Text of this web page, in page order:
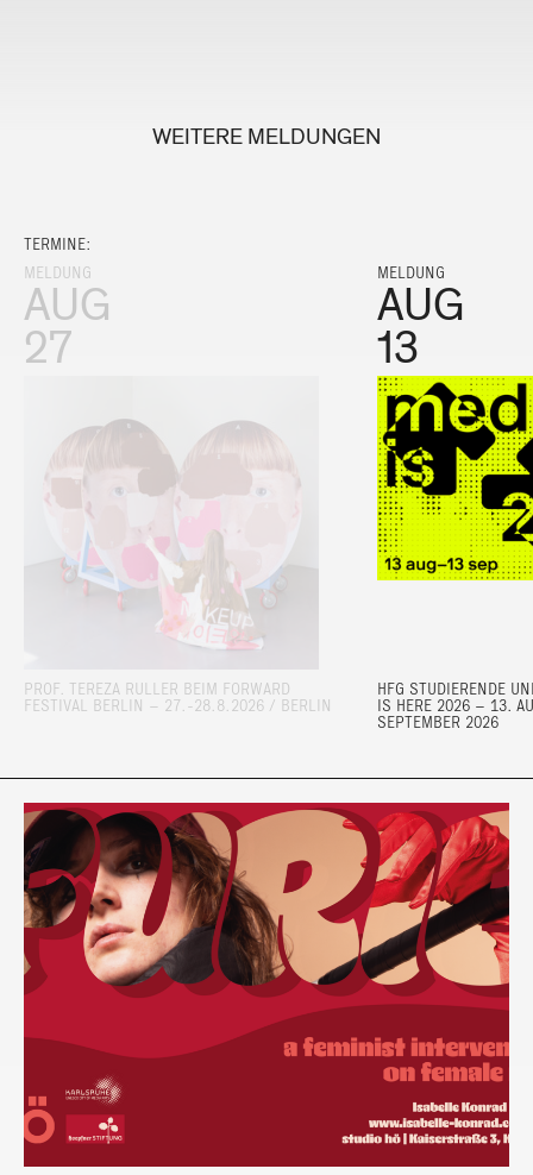
WEITERE MELDUNGEN
TERMINE:
MELDUNG
AUG
27
PROF. TEREZA RULLER BEIM FORWARD
FESTIVAL BERLIN – 27.-28.8.2026 / BERLIN
MELDUNG
AUG
13
HFG STUDIERENDE
IS HERE 2026 – 13.
SEPTEMBER 2026